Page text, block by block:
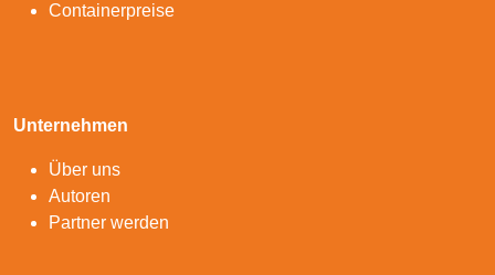
Containerpreise
Unternehmen
Über uns
Autoren
Partner werden